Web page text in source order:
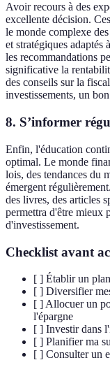
Avoir recours à des
excellente décision.
le monde complexe
et stratégiques adaptés
les recommandations
significative la
des conseils sur la
investissements, un
8. S’informer
Enfin, l'éducation
optimal. Le monde
lois, des tendances du
émergent
des livres, des articles
permettra d'être mieux
d'investissement.
Checklist avant
[ ] Établir un
[ ] Diversifier
[ ] Allocuer un
l'épargne
[ ] Investir dans
[ ] Planifier ma
[ ] Consulter un